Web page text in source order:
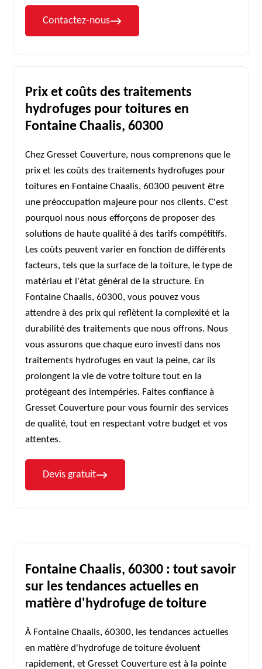
Contactez-nous
Prix et coûts des traitements
hydrofuges pour toitures en
Fontaine Chaalis, 60300
Chez Gresset Couverture, nous comprenons que le
prix et les coûts des traitements hydrofuges pour
toitures en Fontaine Chaalis, 60300 peuvent être
une préoccupation majeure pour nos clients. C'est
pourquoi nous nous efforçons de proposer des
solutions de haute qualité à des tarifs compétitifs.
Les coûts peuvent varier en fonction de différents
facteurs, tels que la surface de la toiture, le type de
matériau et l'état général de la structure. En
Fontaine Chaalis, 60300, vous pouvez vous
attendre à des prix qui reflètent la complexité et la
durabilité des traitements que nous offrons. Nous
vous assurons que chaque euro investi dans nos
traitements hydrofuges en vaut la peine, car ils
prolongent la vie de votre toiture tout en la
protégeant des intempéries. Faites confiance à
Gresset Couverture pour vous fournir des services
de qualité, tout en respectant votre budget et vos
attentes.
Devis gratuit
Fontaine Chaalis, 60300 : tout savoir
sur les tendances actuelles en
matière d'hydrofuge de toiture
À Fontaine Chaalis, 60300, les tendances actuelles
en matière d'hydrofuge de toiture évoluent
rapidement, et Gresset Couverture est à la pointe